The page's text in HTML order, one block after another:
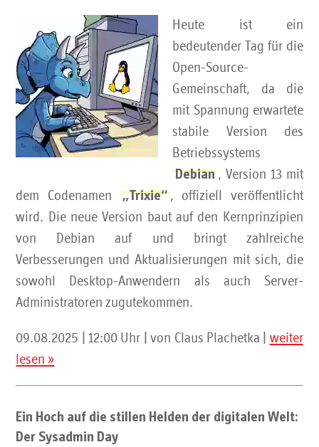
Heute ist ein
bedeutender Tag für die
Open-Source-
Gemeinschaft, da die
mit Spannung erwartete
stabile Version des
Betriebssystems
Debian , Version 13 mit
dem Codenamen
„Trixie“ , offiziell veröffentlicht
wird. Die neue Version baut auf den Kernprinzipien
von Debian auf und bringt zahlreiche
Verbesserungen und Aktualisierungen mit sich, die
sowohl Desktop-Anwendern als auch Server-
Administratoren zugutekommen.
09.08.2025 | 12:00 Uhr | von Claus Plachetka | weiter
lesen »
Ein Hoch auf die stillen Helden der digitalen Welt:
Der Sysadmin Day